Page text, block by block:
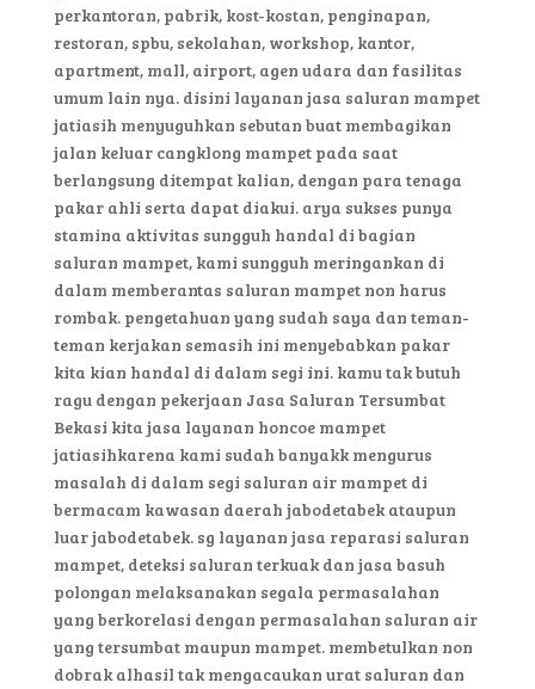
perkantoran, pabrik, kost-kostan, penginapan,
restoran, spbu, sekolahan, workshop, kantor,
apartment, mall, airport, agen udara dan fasilitas
umum lain nya. disini layanan jasa saluran mampet
jatiasih menyuguhkan sebutan buat membagikan
jalan keluar cangklong mampet pada saat
berlangsung ditempat kalian, dengan para tenaga
pakar ahli serta dapat diakui. arya sukses punya
stamina aktivitas sungguh handal di bagian
saluran mampet, kami sungguh meringankan di
dalam memberantas saluran mampet non harus
rombak. pengetahuan yang sudah saya dan teman-
teman kerjakan semasih ini menyebabkan pakar
kita kian handal di dalam segi ini. kamu tak butuh
ragu dengan pekerjaan Jasa Saluran Tersumbat
Bekasi kita jasa layanan honcoe mampet
jatiasihkarena kami sudah banyakk mengurus
masalah di dalam segi saluran air mampet di
bermacam kawasan daerah jabodetabek ataupun
luar jabodetabek. sg layanan jasa reparasi saluran
mampet, deteksi saluran terkuak dan jasa basuh
polongan melaksanakan segala permasalahan
yang berkorelasi dengan permasalahan saluran air
yang tersumbat maupun mampet. membetulkan non
dobrak alhasil tak mengacaukan urat saluran dan